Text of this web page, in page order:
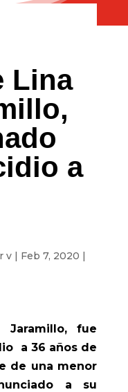
Lina
a
v| Feb 7, 2020 |
Jaramillo, fue
a 36 años de
de una menor
a su